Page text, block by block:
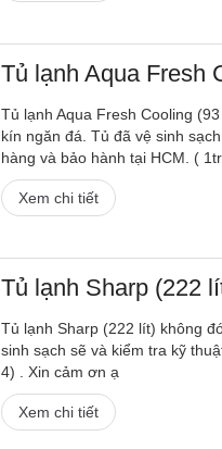
Tủ lạnh Aqua Fresh
Tủ lạnh Aqua Fresh Cooling
kín ngăn đá. Tủ đã vệ sinh
hàng và bảo hành tại HCM. (
Xem chi tiết
Tủ lạnh Sharp (222
Tủ lạnh Sharp (222 lít) không
sinh sạch sẽ và kiểm tra kỹ
4) . Xin cảm ơn ạ
Xem chi tiết